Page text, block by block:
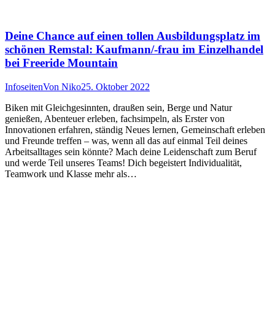
Deine Chance auf einen tollen Ausbildungsplatz im
schönen Remstal: Kaufmann/-frau im Einzelhandel
bei Freeride Mountain
InfoseitenVon Niko25. Oktober 2022
Biken mit Gleichgesinnten, draußen sein, Berge und Natur
genießen, Abenteuer erleben, fachsimpeln, als Erster von
Innovationen erfahren, ständig Neues lernen, Gemeinschaft erleben
und Freunde treffen – was, wenn all das auf einmal Teil deines
Arbeitsalltages sein könnte? Mach deine Leidenschaft zum Beruf
und werde Teil unseres Teams! Dich begeistert Individualität,
Teamwork und Klasse mehr als…